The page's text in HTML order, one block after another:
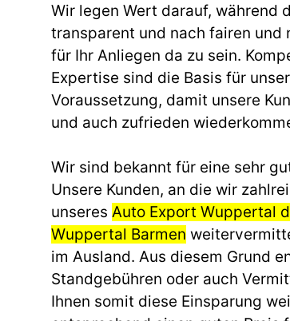
Wir legen Wert darauf, während
transparent und nach fairen und
für Ihr Anliegen da zu sein.
Expertise sind die Basis für
Voraussetzung, damit unsere
und auch zufrieden
Wir sind bekannt für eine sehr
Unsere Kunden, an die wir
unseres Auto Export Wuppertal
Wuppertal Barmen
im Ausland. Aus diesem Grund
Standgebühren oder auch
Ihnen somit diese Einsparung